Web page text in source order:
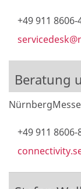
+49 911 8606-
Beratung
+49 911 8606-